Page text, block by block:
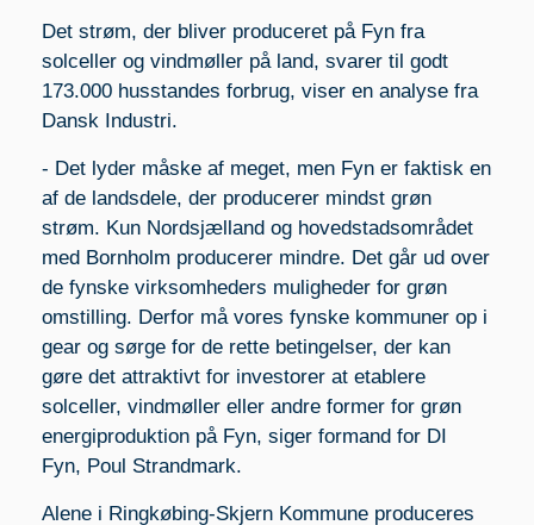
Det strøm, der bliver produceret på Fyn fra
solceller og vindmøller på land, svarer til godt
173.000 husstandes forbrug, viser en analyse fra
Dansk Industri.
- Det lyder måske af meget, men Fyn er faktisk en
af de landsdele, der producerer mindst grøn
strøm. Kun Nordsjælland og hovedstadsområdet
med Bornholm producerer mindre. Det går ud over
de fynske virksomheders muligheder for grøn
omstilling. Derfor må vores fynske kommuner op i
gear og sørge for de rette betingelser, der kan
gøre det attraktivt for investorer at etablere
solceller, vindmøller eller andre former for grøn
energiproduktion på Fyn, siger formand for DI
Fyn, Poul Strandmark.
Alene i Ringkøbing-Skjern Kommune produceres